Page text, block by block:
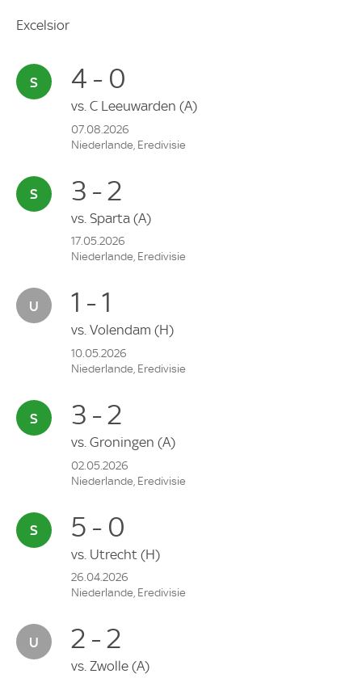
Excelsior
4 - 0
vs. C Leeuwarden (A)
07.08.2026
Niederlande, Eredivisie
3 - 2
vs. Sparta (A)
17.05.2026
Niederlande, Eredivisie
1 - 1
vs. Volendam (H)
10.05.2026
Niederlande, Eredivisie
3 - 2
vs. Groningen (A)
02.05.2026
Niederlande, Eredivisie
5 - 0
vs. Utrecht (H)
26.04.2026
Niederlande, Eredivisie
2 - 2
vs. Zwolle (A)